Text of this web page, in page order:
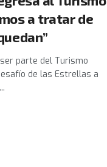
a tratar de
parte del Turismo
de las Estrellas a